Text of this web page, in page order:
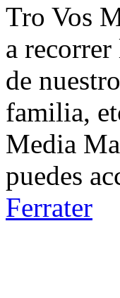
Tro Vos
a
de
familia,
Media
puedes
Ferrater